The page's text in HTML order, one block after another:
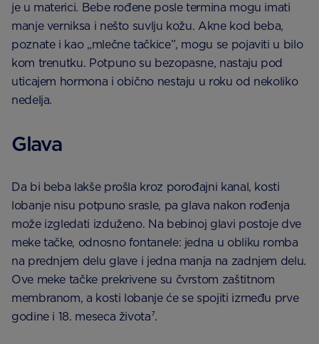
je u materici. Bebe rođene posle termina mogu imati
manje verniksa i nešto suvlju kožu. Akne kod beba,
poznate i kao „mlečne tačkice”, mogu se pojaviti u bilo
kom trenutku. Potpuno su bezopasne, nastaju pod
uticajem hormona i obično nestaju u roku od nekoliko
nedelja.
Glava
Da bi beba lakše prošla kroz porođajni kanal, kosti
lobanje nisu potpuno srasle, pa glava nakon rođenja
može izgledati izduženo. Na bebinoj glavi postoje dve
meke tačke, odnosno fontanele: jedna u obliku romba
na prednjem delu glave i jedna manja na zadnjem delu.
Ove meke tačke prekrivene su čvrstom zaštitnom
membranom, a kosti lobanje će se spojiti između prve
godine i 18. meseca života⁷.